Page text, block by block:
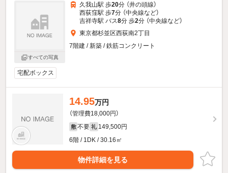
すべての写真
久我山駅 歩20分 （井の頭線）
西荻窪駅 歩7分 （中央線など）
吉祥寺駅 バス8分 歩2分 （中央線など）
東京都杉並区西荻南2丁目
7階建 / 新築 / 鉄筋コンクリート
宅配ボックス
14.95万円
（管理費18,000円）
敷 不要 礼 149,500円
6階 / 1DK / 30.16㎡
物件詳細を見る